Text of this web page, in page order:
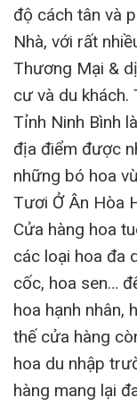
độ cách tân và
Nhà, với rất
Thương Mại &
cư và du khách.
Tỉnh Ninh Bình
địa điểm được
những bó hoa
Tươi Ở Ân Hòa
Cửa hàng hoa
các loại hoa đa
cốc, hoa sen…
hoa hạnh nhân,
thế cửa hàng
hoa du nhập
hàng mang lại